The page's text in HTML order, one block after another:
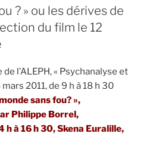
? » ou les dérives de
du film le 12
l’ALEPH, « Psychanalyse et
2011, de 9 h à 18 h 30
sans fou? »,
Philippe Borrel,
h à 16 h 30, Skena Euralille,